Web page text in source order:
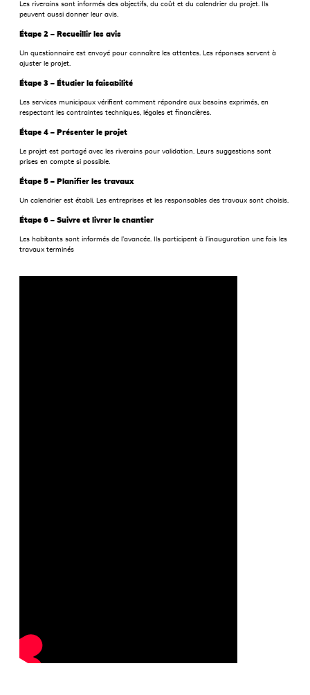
Les riverains sont informés des objectifs, du coût et du calendrier du projet. Ils
peuvent aussi donner leur avis.
Étape 2 – Recueillir les avis
Un questionnaire est envoyé pour connaître les attentes. Les réponses servent à
ajuster le projet.
Étape 3 – Étudier la faisabilité
Les services municipaux vérifient comment répondre aux besoins exprimés, en
respectant les contraintes techniques, légales et financières.
Étape 4 – Présenter le projet
Le projet est partagé avec les riverains pour validation. Leurs suggestions sont
prises en compte si possible.
Étape 5 – Planifier les travaux
Un calendrier est établi. Les entreprises et les responsables des travaux sont choisis.
Étape 6 – Suivre et livrer le chantier
Les habitants sont informés de l’avancée. Ils participent à l’inauguration une fois les
travaux terminés